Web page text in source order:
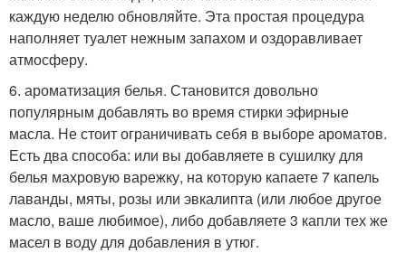
каждую неделю обновляйте. Эта простая процедура
наполняет туалет нежным запахом и оздоравливает
атмосферу.
6. ароматизация белья. Становится довольно
популярным добавлять во время стирки эфирные
масла. Не стоит ограничивать себя в выборе ароматов.
Есть два способа: или вы добавляете в сушилку для
белья махровую варежку, на которую капаете 7 капель
лаванды, мяты, розы или эвкалипта (или любое другое
масло, ваше любимое), либо добавляете 3 капли тех же
масел в воду для добавления в утюг.